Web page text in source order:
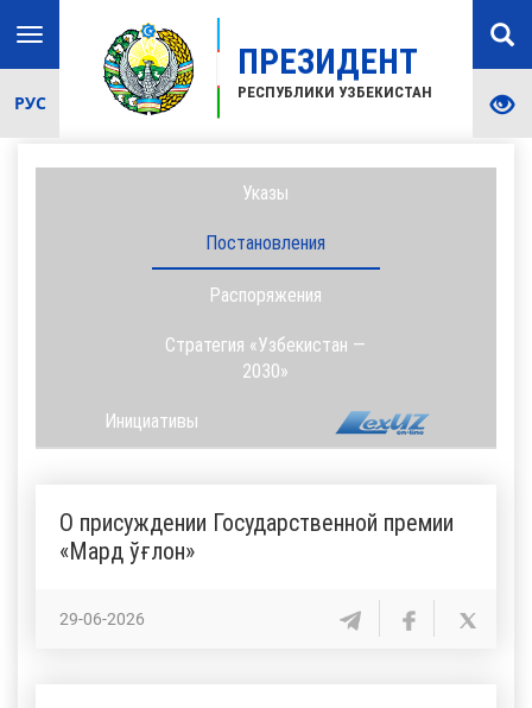
ПРЕЗИДЕНТ
РЕСПУБЛИКИ УЗБЕКИСТАН
Toggle
navigation
РУС
Указы
Постановления
Распоряжения
Стратегия «Узбекистан —
2030»
Инициативы
О присуждении Государственной премии
«Мард ўғлон»
29-06-2026